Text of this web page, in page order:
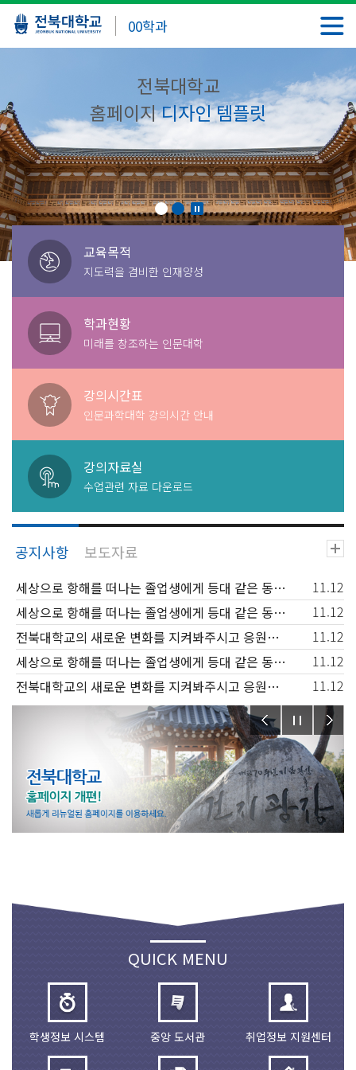
00학과
전북대학교
홈페이지디자인 템플릿
교육목적
지도력을 겸비한 인재양성
학과현황
미래를 창조하는 인문대학
강의시간표
인문과학대학 강의시간 안내
강의자료실
수업관련 자료 다운로드
세상으로 항해를 떠나는 졸업생에게 등대 같은 동반자가 되고, 신입생과 재학생에겐 꿈을 키워가는 행복한 배움터
11.12
세상으로 항해를 떠나는 졸업생에게 등대 같은 동반자가 되고, 신입생과 재학생에겐 꿈을 키워가는 행복한 배움터
11.12
전북대학교의 새로운 변화를 지켜봐주시고 응원해주시기 바랍니다.
11.12
세상으로 항해를 떠나는 졸업생에게 등대 같은 동반자가 되고, 신입생과 재학생에겐 꿈을 키워가는 행복한 배움터
11.12
전북대학교의 새로운 변화를 지켜봐주시고 응원해주시기 바랍니다.
11.12
QUICK MENU
학생정보 시스템 중앙 도서관 취업정보 지원센터